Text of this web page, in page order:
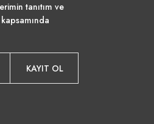
tanıtım ve
KAYIT OL